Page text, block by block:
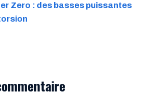
Zero : des basses puissantes